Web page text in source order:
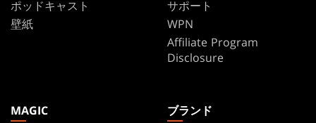
ポッドキャスト
壁紙
サポート
WPN
Affiliate Program
Disclosure
MAGIC
ブランド